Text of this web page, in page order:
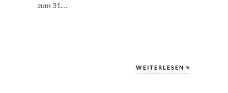
zum 31.…
WEITERLESEN